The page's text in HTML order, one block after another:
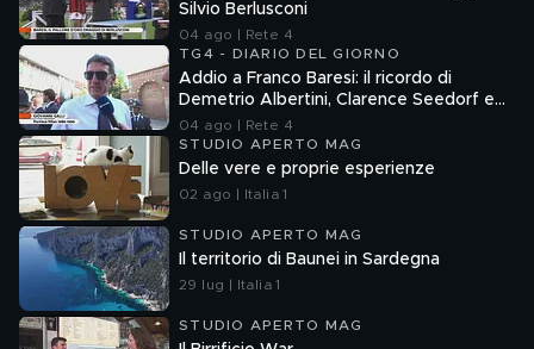
Silvio Berlusconi
04 ago | Rete 4
TG4 - DIARIO DEL GIORNO
Addio a Franco Baresi: il ricordo di
Demetrio Albertini, Clarence Seedorf e
Giovanni Galli
04 ago | Rete 4
STUDIO APERTO MAG
Delle vere e proprie esperienze
02 ago | Italia 1
STUDIO APERTO MAG
Il territorio di Baunei in Sardegna
29 lug | Italia 1
STUDIO APERTO MAG